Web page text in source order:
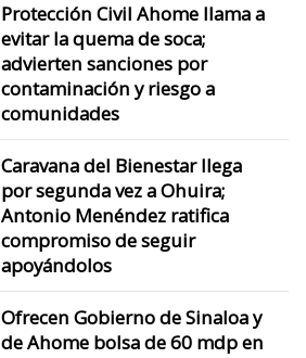
Protección Civil Ahome llama a
evitar la quema de soca;
advierten sanciones por
contaminación y riesgo a
comunidades
Caravana del Bienestar llega
por segunda vez a Ohuira;
Antonio Menéndez ratifica
compromiso de seguir
apoyándolos
Ofrecen Gobierno de Sinaloa y
de Ahome bolsa de 60 mdp en